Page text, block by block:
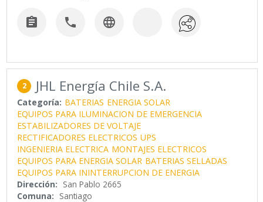
  
2 JHL Energía Chile S.A.
Categoría: BATERIAS ENERGIA SOLAR
EQUIPOS PARA ILUMINACION DE EMERGENCIA
ESTABILIZADORES DE VOLTAJE
RECTIFICADORES ELECTRICOS UPS
INGENIERIA ELECTRICA MONTAJES ELECTRICOS
EQUIPOS PARA ENERGIA SOLAR BATERIAS SELLADAS
EQUIPOS PARA ININTERRUPCION DE ENERGIA
Dirección: San Pablo 2665
Comuna: Santiago